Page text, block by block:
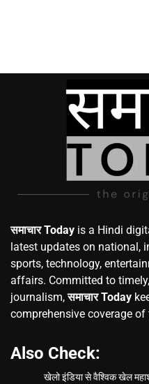
समाचार Today is a Hindi
latest updates on national,
sports, technology,
affairs. Committed to
journalism,समाचार Today
comprehensive coverage
Also Check:
खेलो इंडिया से वैश्विक खेल